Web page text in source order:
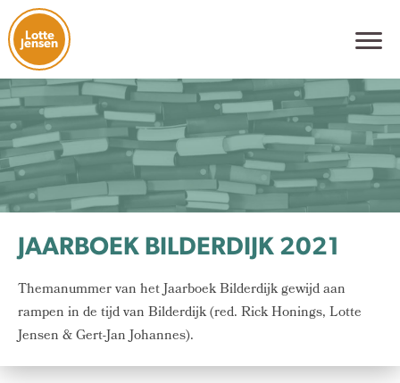
Lotte
Jensen
JAARBOEK BILDERDIJK 2021
Themanummer van het Jaarboek Bilderdijk gewijd aan
rampen in de tijd van Bilderdijk (red. Rick Honings, Lotte
Jensen & Gert-Jan Johannes).